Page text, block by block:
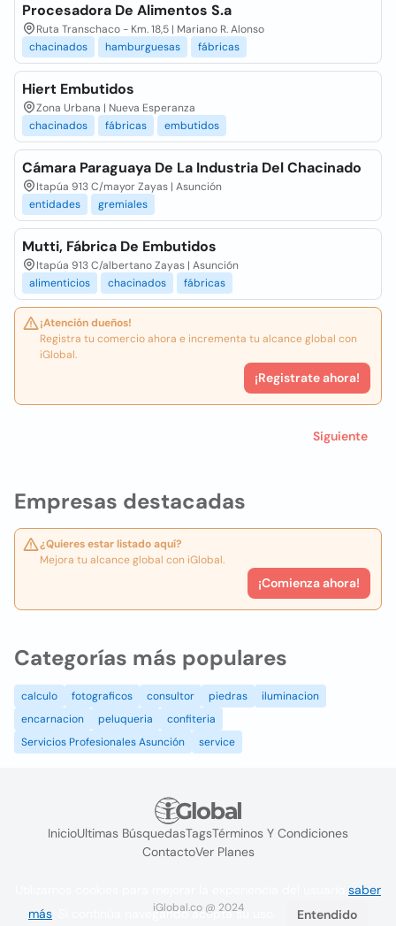
Empresas destacadas
¿Quieres estar listado aquí?
Mejora tu alcance global con iGlobal.
¡Comienza ahora!
Procesadora De Alimentos S.a
Ruta Transchaco - Km. 18,5 | Mariano R. Alonso
chacinados
hamburguesas fábricas
Hiert Embutidos
Zona Urbana | Nueva Esperanza
chacinados
fábricas embutidos
Cámara Paraguaya De La Industria Del Chacinado
Itapúa 913 C/mayor Zayas | Asunción
entidades
gremiales
Mutti, Fábrica De Embutidos
Itapúa 913 C/albertano Zayas | Asunción
alimenticios
chacinados fábricas
¡Atención dueños!
Registra tu comercio ahora e incrementa tu alcance global con
iGlobal.
¡Registrate ahora!
Siguiente
Categorías más populares
calculo fotograficos consultor piedras
iluminacion
encarnacion
peluqueria
confiteria
Servicios Profesionales Asunción
service
InicioUltimas BúsquedasTagsTérminos Y Condiciones
ContactoVer Planes
iGlobal.co @ 2024
saber
más . Si continúa navegando acepta su uso. Entendido